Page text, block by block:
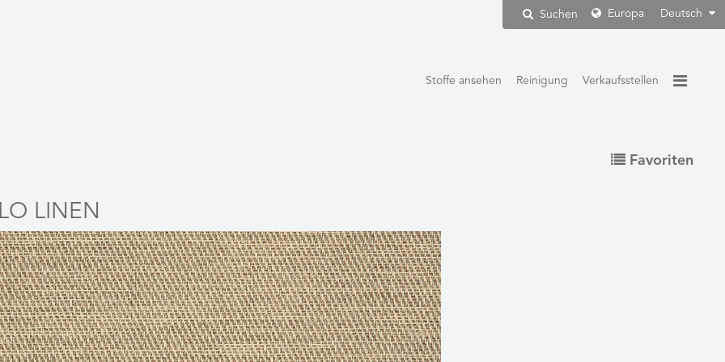
Suchen Europa Deutsch
Stoffe ansehen Reinigung Verkaufsstellen
Favoriten
LINEN